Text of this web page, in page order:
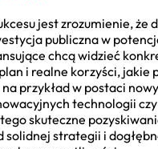
jest zrozumienie, że
publiczna w
chcą widzieć
i realne korzyści, jakie
przykład w postaci
technologii
skuteczne
solidnej strategii i